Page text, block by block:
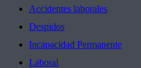
Accidentes laborales
Despidos
Incapacidad Permanente
Laboral